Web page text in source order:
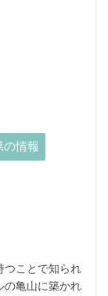
の情報
つことで知られ
の亀山に築かれ